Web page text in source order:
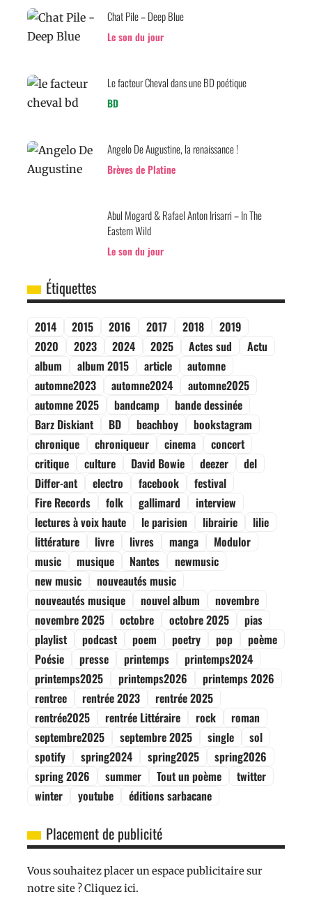
Chat Pile – Deep Blue
Le son du jour
Le facteur Cheval dans une BD poétique
BD
Angelo De Augustine, la renaissance !
Brèves de Platine
Abul Mogard & Rafael Anton Irisarri – In The
Eastern Wild
Le son du jour
Étiquettes
2014 2015 2016 2017 2018
2019
2020
2023 2024 2025 Actes sud
Actu
album
album 2015 article
automne
automne2023
automne2024
automne2025
automne 2025
bandcamp
bande dessinée
Barz Diskiant
BD beachboy
bookstagram
chronique
chroniqueur cinema
concert
critique
culture David Bowie deezer
del
Differ-ant
electro facebook
festival
Fire Records
folk gallimard
interview
lectures à voix haute
le parisien librairie
lilie
littérature
livre livres manga
Modulor
music
musique Nantes
newmusic
new music
nouveautés music
nouveautés musique
nouvel album
novembre
novembre 2025
octobre octobre 2025
pias
playlist
podcast poem poetry pop
poème
Poésie
presse printemps
printemps2024
printemps2025
printemps2026
printemps 2026
rentree
rentrée 2023
rentrée 2025
rentrée2025
rentrée Littéraire rock
roman
septembre2025
septembre 2025 single
sol
spotify
spring2024 spring2025
spring2026
spring 2026
summer Tout un poème
twitter
winter
youtube éditions sarbacane
Placement de publicité
Vous souhaitez placer un espace publicitaire sur
notre site ? Cliquez ici.